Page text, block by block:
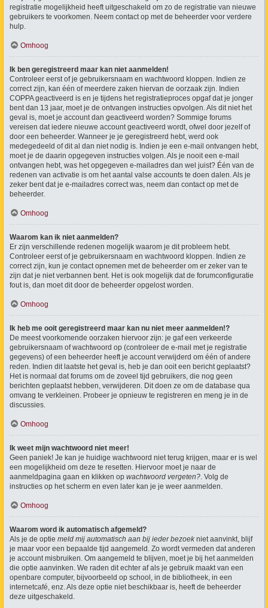
registratie mogelijkheid heeft uitgeschakeld om zo de registratie van nieuwe
gebruikers te voorkomen. Neem contact op met de beheerder voor verdere
hulp.
Omhoog
Ik ben geregistreerd maar kan niet aanmelden!
Controleer eerst of je gebruikersnaam en wachtwoord kloppen. Indien ze
correct zijn, kan één of meerdere zaken hiervan de oorzaak zijn. Indien
COPPA geactiveerd is en je tijdens het registratieproces opgaf dat je jonger
bent dan 13 jaar, moet je de ontvangen instructies opvolgen. Als dit niet het
geval is, moet je account dan geactiveerd worden? Sommige forums
vereisen dat iedere nieuwe account geactiveerd wordt, ofwel door jezelf of
door een beheerder. Wanneer je je geregistreerd hebt, werd ook
medegedeeld of dit al dan niet nodig is. Indien je een e-mail ontvangen hebt,
moet je de daarin opgegeven instructies volgen. Als je nooit een e-mail
ontvangen hebt, was het opgegeven e-mailadres dan wel juist? Één van de
redenen van activatie is om het aantal valse accounts te doen dalen. Als je
zeker bent dat je e-mailadres correct was, neem dan contact op met de
beheerder.
Omhoog
Waarom kan ik niet aanmelden?
Er zijn verschillende redenen mogelijk waarom je dit probleem hebt.
Controleer eerst of je gebruikersnaam en wachtwoord kloppen. Indien ze
correct zijn, kun je contact opnemen met de beheerder om er zeker van te
zijn dat je niet verbannen bent. Het is ook mogelijk dat de forumconfiguratie
fout is, dan moet dit door de beheerder opgelost worden.
Omhoog
Ik heb me ooit geregistreerd maar kan nu niet meer aanmelden!?
De meest voorkomende oorzaken hiervoor zijn: je gaf een verkeerde
gebruikersnaam of wachtwoord op (controleer de e-mail met je registratie
gegevens) of een beheerder heeft je account verwijderd om één of andere
reden. Indien dit laatste het geval is, heb je dan ooit een bericht geplaatst?
Het is normaal dat forums om de zoveel tijd gebruikers, die nog geen
berichten geplaatst hebben, verwijderen. Dit doen ze om de database qua
omvang te verkleinen. Probeer je opnieuw te registreren en meng je in de
discussies.
Omhoog
Ik weet mijn wachtwoord niet meer!
Geen paniek! Je kan je huidige wachtwoord niet terug krijgen, maar er is wel
een mogelijkheid om deze te resetten. Hiervoor moet je naar de
aanmeldpagina gaan en klikken op wachtwoord vergeten?. Volg de
instructies op het scherm en even later kan je je weer aanmelden.
Omhoog
Waarom word ik automatisch afgemeld?
Als je de optie meld mij automatisch aan bij ieder bezoek niet aanvinkt, blijf
je maar voor een bepaalde tijd aangemeld. Zo wordt vermeden dat anderen
je account misbruiken. Om aangemeld te blijven, moet je bij het aanmelden
die optie aanvinken. We raden dit echter af als je gebruik maakt van een
openbare computer, bijvoorbeeld op school, in de bibliotheek, in een
internetcafé, enz. Als deze optie niet beschikbaar is, heeft de beheerder
deze uitgeschakeld.